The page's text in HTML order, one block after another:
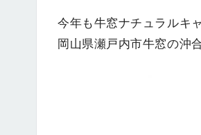
今年も牛窓ナチュラルキ
岡山県瀬戸内市牛窓の沖